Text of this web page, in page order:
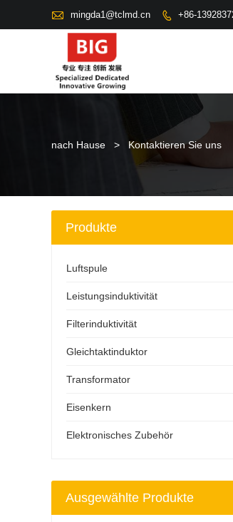
 mingda1@tclmd.cn  +86-
nach Hause > Kontaktieren Sie uns
Produkte
Luftspule
Leistungsinduktivität
Filterinduktivität
Gleichtaktinduktor
Transformator
Eisenkern
Elektronisches Zubehör
Ausgewählte Produkte